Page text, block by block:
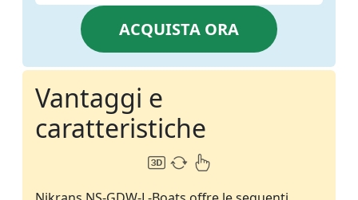
ACQUISTA ORA
Vantaggi e
caratteristiche